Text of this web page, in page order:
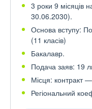
3 роки 9 місяців
30.06.2030).
Основа вступу:
(11 класів)
Бакалавр.
Подача заяв: 19
Місця: контракт
Регіональний